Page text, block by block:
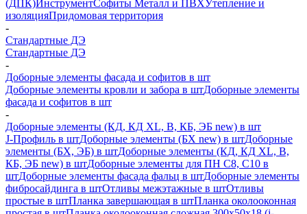
(ДПК)ИнструментСофиты Металл и ПВХУтепление и
изоляцияПридомовая территория
-
Стандартные ДЭ
Стандартные ДЭ
-
Доборные элементы фасада и софитов в шт
Доборные элементы кровли и забора в штДоборные элементы
фасада и софитов в шт
-
Доборные элементы (КД, КД XL, В, КБ, ЭБ new) в шт
J-Профиль в штДоборные элементы (БХ new) в штДоборные
элементы (БХ, ЭБ) в штДоборные элементы (КД, КД XL, В,
КБ, ЭБ new) в штДоборные элементы для ПН С8, С10 в
штДоборные элементы фасада фальц в штДоборные элементы
фибросайдинга в штОтливы межэтажные в штОтливы
простые в штПланка завершающая в штПланка околооконная